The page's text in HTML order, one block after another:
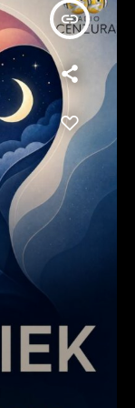
insert_link